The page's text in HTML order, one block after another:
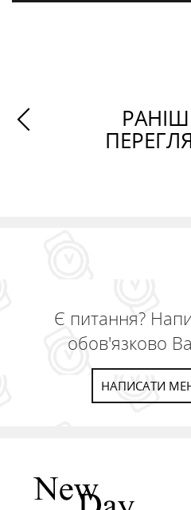
Є питання?
обов'язково
НАПИСАТИ